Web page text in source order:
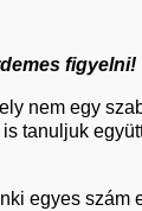
figyelni!
nem egy
tanuljuk
egyes